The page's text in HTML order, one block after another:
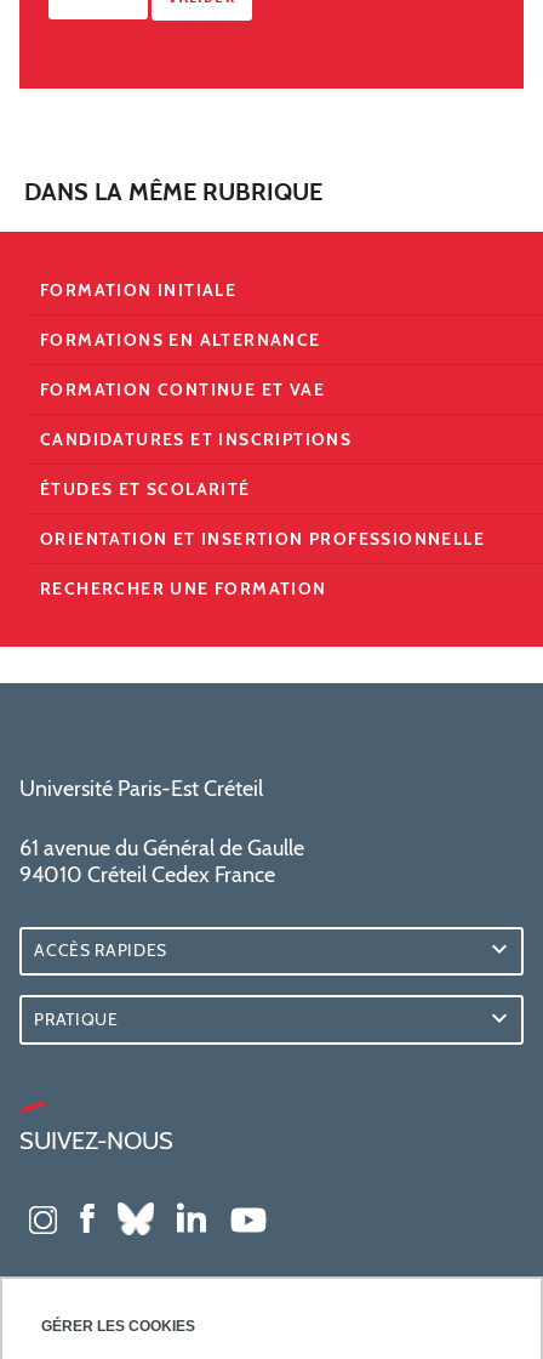
GÉRER LES COOKIES
DANS LA MÊME RUBRIQUE
FORMATION INITIALE
FORMATIONS EN ALTERNANCE
FORMATION CONTINUE ET VAE
CANDIDATURES ET INSCRIPTIONS
ÉTUDES ET SCOLARITÉ
ORIENTATION ET INSERTION PROFESSIONNELLE
RECHERCHER UNE FORMATION
Université Paris-Est Créteil
61 avenue du Général de Gaulle
94010 Créteil Cedex France
ACCÈS RAPIDES
PRATIQUE
SUIVEZ-NOUS